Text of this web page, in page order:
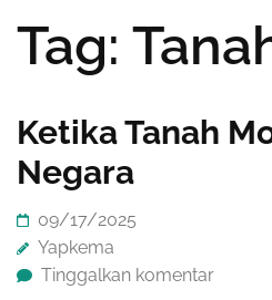
Tag:
Ketika Tanah
Negara
09/17/2025
Yapkema
Tinggalkan komentar